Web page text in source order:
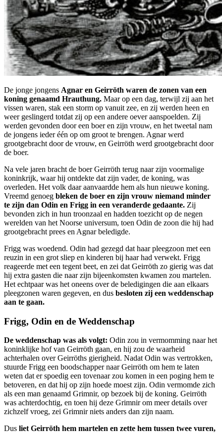
De jonge jongens Agnar en Geirröth waren de zonen van een
koning genaamd Hrauthung. Maar op een dag, terwijl zij aan het
vissen waren, stak een storm op vanuit zee, en zij werden heen en
weer geslingerd totdat zij op een andere oever aanspoelden. Zij
werden gevonden door een boer en zijn vrouw, en het tweetal nam
de jongens ieder één op om groot te brengen. Agnar werd
grootgebracht door de vrouw, en Geirröth werd grootgebracht door
de boer.
Na vele jaren bracht de boer Geirröth terug naar zijn voormalige
koninkrijk, waar hij ontdekte dat zijn vader, de koning, was
overleden. Het volk daar aanvaardde hem als hun nieuwe koning.
Vreemd genoeg bleken de boer en zijn vrouw niemand minder
te zijn dan Odin en Frigg in een veranderde gedaante. Zij
bevonden zich in hun troonzaal en hadden toezicht op de negen
werelden van het Noorse universum, toen Odin de zoon die hij had
grootgebracht prees en Agnar beledigde.
Frigg was woedend. Odin had gezegd dat haar pleegzoon met een
reuzin in een grot sliep en kinderen bij haar had verwekt. Frigg
reageerde met een tegent beet, en zei dat Geirröth zo gierig was dat
hij extra gasten die naar zijn bijeenkomsten kwamen zou martelen.
Het echtpaar was het oneens over de beledigingen die aan elkaars
pleegzonen waren gegeven, en dus besloten zij een weddenschap
aan te gaan.
Frigg, Odin en de Weddenschap
De weddenschap was als volgt: Odin zou in vermomming naar het
koninklijke hof van Geirröth gaan, en hij zou de waarheid
achterhalen over Geirröths gierigheid. Nadat Odin was vertrokken,
stuurde Frigg een boodschapper naar Geirröth om hem te laten
weten dat er spoedig een tovenaar zou komen in een poging hem te
betoveren, en dat hij op zijn hoede moest zijn. Odin vermomde zich
als een man genaamd Grimnir, op bezoek bij de koning. Geirröth
was achterdochtig, en toen hij deze Grimnir om meer details over
zichzelf vroeg, zei Grimnir niets anders dan zijn naam.
Dus liet Geirröth hem martelen en zette hem tussen twee vuren,